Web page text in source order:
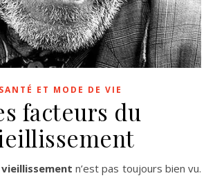
SANTÉ ET MODE DE VIE
facteurs du
vieillissement n’est pas toujours bien vu.